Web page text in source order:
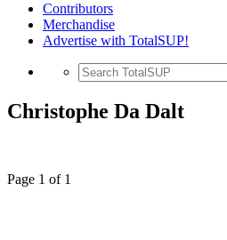
Contributors
Merchandise
Advertise with TotalSUP!
Christophe Da Dalt
Page 1 of 1